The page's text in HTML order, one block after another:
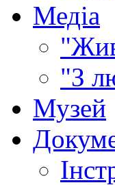
Медіа
"З
Музей